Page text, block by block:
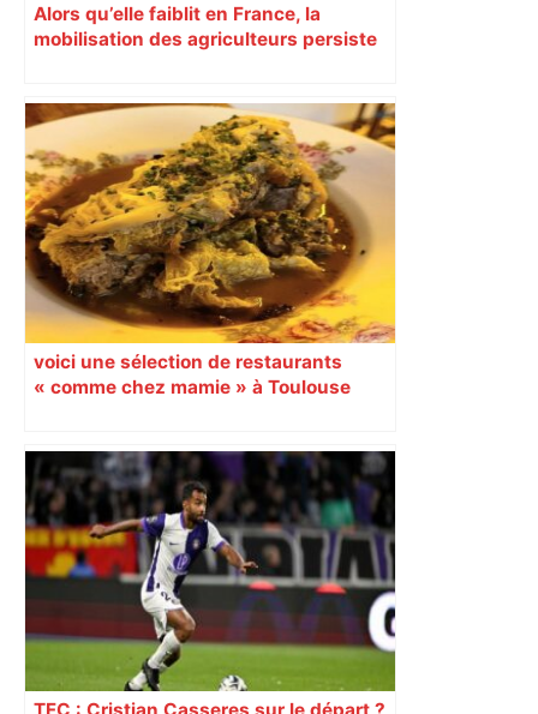
Alors qu’elle faiblit en France, la
mobilisation des agriculteurs persiste
voici une sélection de restaurants
« comme chez mamie » à Toulouse